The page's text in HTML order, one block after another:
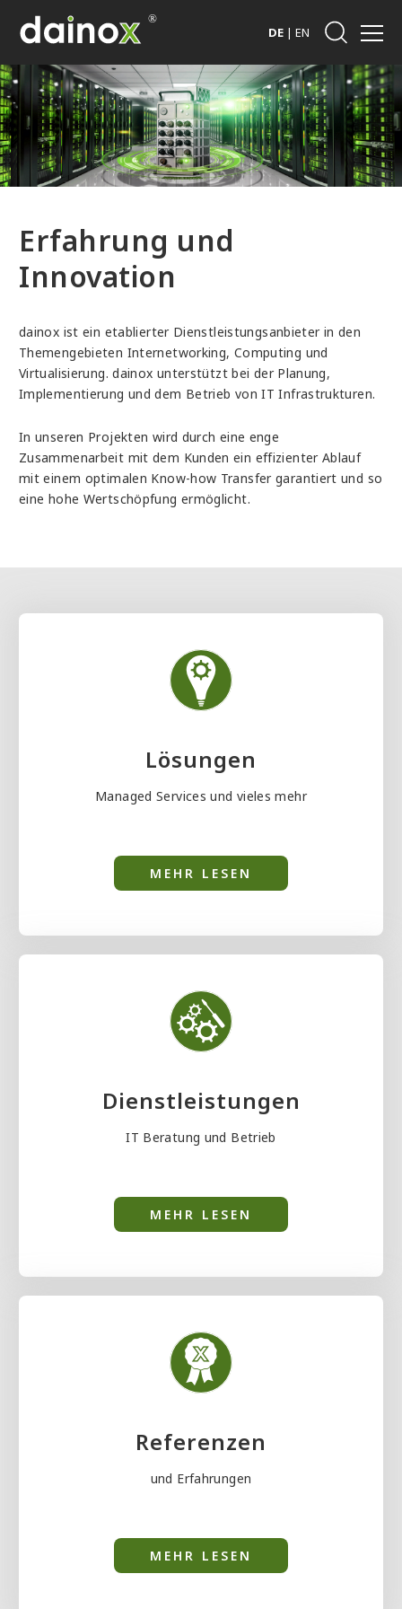
DE | EN
Erfahrung und
Innovation
dainox ist ein etablierter Dienstleistungsanbieter in den
Themengebieten Internetworking, Computing und
Virtualisierung. dainox unterstützt bei der Planung,
Implementierung und dem Betrieb von IT Infrastrukturen.
In unseren Projekten wird durch eine enge
Zusammenarbeit mit dem Kunden ein effizienter Ablauf
mit einem optimalen Know-how Transfer garantiert und so
eine hohe Wertschöpfung ermöglicht.
Lösungen
Managed Services und vieles mehr
MEHR LESEN
Dienstleistungen
IT Beratung und Betrieb
MEHR LESEN
Referenzen
und Erfahrungen
MEHR LESEN